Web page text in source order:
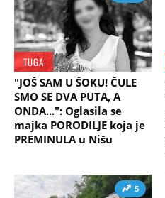
TUGA
"JOŠ SAM U ŠOKU! ČULE
SMO SE DVA PUTA, A
ONDA...": Oglasila se
majka PORODILJE koja je
PREMINULA u Nišu
5